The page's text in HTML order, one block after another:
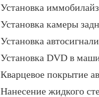
Установка
Установка камеры
Установка
Установка DVD в
Кварцевое покрытие
Нанесение жидкого